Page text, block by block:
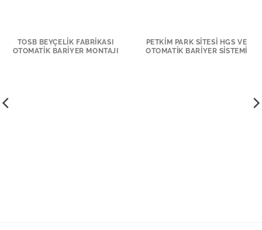
TOSB BEYÇELIK FABRIKASI
OTOMATIK BARIYER MONTAJI
PETKIM PARK SITESI HGS VE
OTOMATIK BARIYER SISTEMI